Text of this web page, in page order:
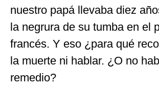
nuestro papá llevaba diez
la negrura de su tumba en el
francés. Y eso ¿para qué
la muerte ni hablar. ¿O no
remedio?